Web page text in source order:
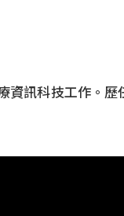
訊科技工作。